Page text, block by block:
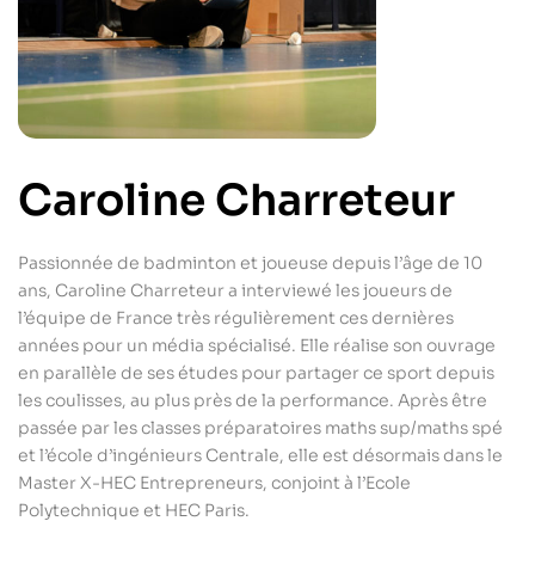
Caroline Charreteur
Passionnée de badminton et joueuse depuis l’âge de 10
ans, Caroline Charreteur a interviewé les joueurs de
l’équipe de France très régulièrement ces dernières
années pour un média spécialisé. Elle réalise son ouvrage
en parallèle de ses études pour partager ce sport depuis
les coulisses, au plus près de la performance. Après être
passée par les classes préparatoires maths sup/maths spé
et l’école d’ingénieurs Centrale, elle est désormais dans le
Master X-HEC Entrepreneurs, conjoint à l’Ecole
Polytechnique et HEC Paris.